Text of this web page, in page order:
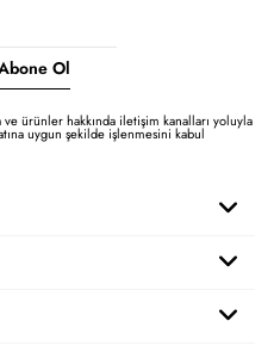
Ol
ürünler hakkında iletişim kanalları yoluyla
uygun şekilde işlenmesini kabul